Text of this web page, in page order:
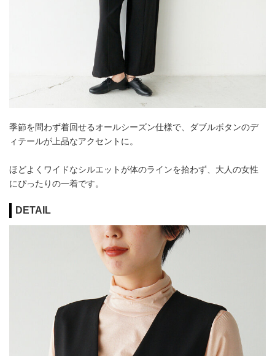
季節を問わず着回せるオールシーズン仕様で、ダブルボタンのデ
ィテールが上品なアクセントに。
ほどよくワイドなシルエットが体のラインを拾わず、大人の女性
にぴったりの一着です。
DETAIL